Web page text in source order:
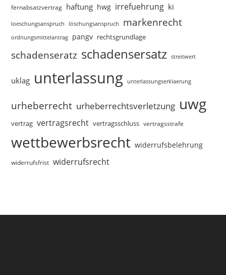
fernabsatzvertrag haftung hwg irrefuehrung ki
loeschungsanspruch löschungsanspruch markenrecht
ordnungsmittelantrag pangv rechtsgrundlage
schadenseratz schadensersatz streitwert
uklag unterlassung unterlassungserklaerung
urheberrecht urheberrechtsverletzung uwg
vertrag vertragsrecht vertragsschluss vertragsstrafe
wettbewerbsrecht widerrufsbelehrung
widerrufsfrist widerrufsrecht